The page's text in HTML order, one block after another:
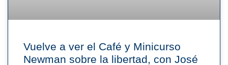
Vuelve a ver el Café y Minicurso
Newman sobre la libertad, con José